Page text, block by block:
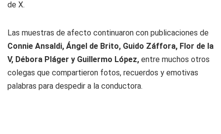
de X.
Las muestras de afecto continuaron con publicaciones de
Connie Ansaldi, Ángel de Brito, Guido Záffora, Flor de la
V, Débora Pláger y Guillermo López, entre muchos otros
colegas que compartieron fotos, recuerdos y emotivas
palabras para despedir a la conductora.